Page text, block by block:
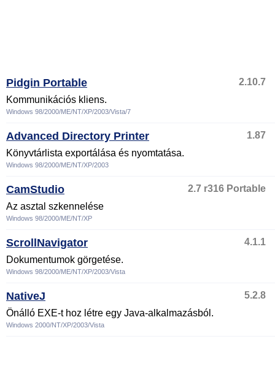
Pidgin Portable
2.10.7
Kommunikációs kliens.
Windows 98/2000/ME/NT/XP/2003/Vista/7
Advanced Directory Printer
1.87
Könyvtárlista exportálása és nyomtatása.
Windows 98/2000/ME/NT/XP/2003
CamStudio
2.7 r316 Portable
Az asztal szkennelése
Windows 98/2000/ME/NT/XP
ScrollNavigator
4.1.1
Dokumentumok görgetése.
Windows 98/2000/ME/NT/XP/2003/Vista
NativeJ
5.2.8
Önálló EXE-t hoz létre egy Java-alkalmazásból.
Windows 2000/NT/XP/2003/Vista